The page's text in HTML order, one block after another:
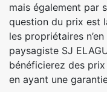
mais également par
question du prix est
les propriétaires
paysagiste SJ
bénéficierez des
en ayant une